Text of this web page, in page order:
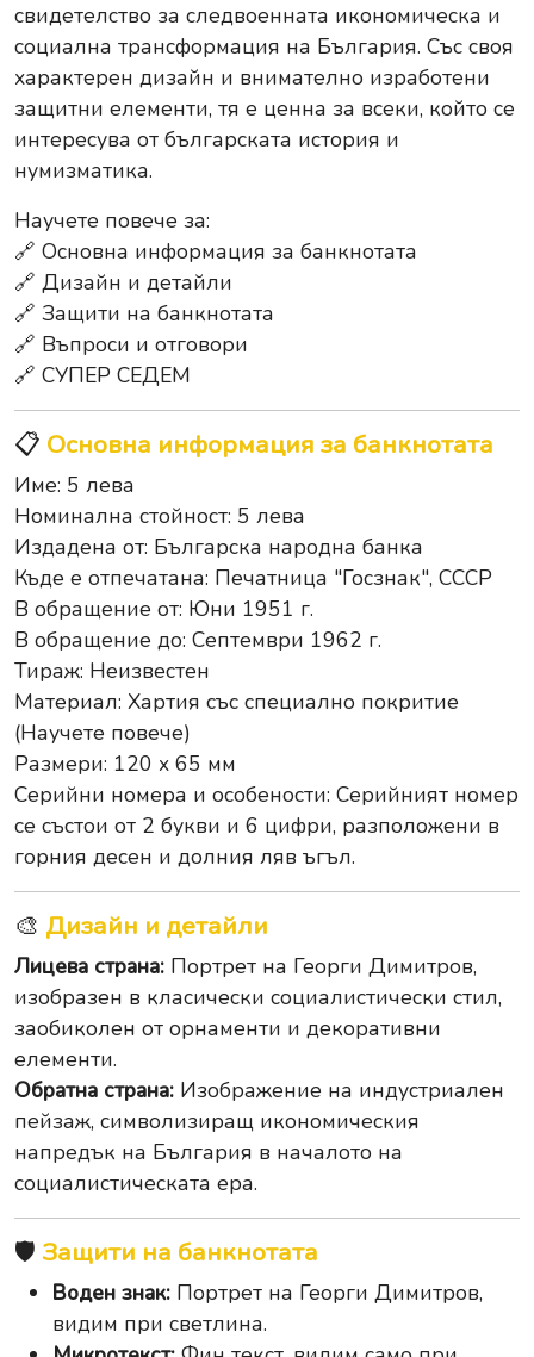
свидетелство за следвоенната икономическа и
социална трансформация на България. Със своя
характерен дизайн и внимателно изработени
защитни елементи, тя е ценна за всеки, който се
интересува от българската история и
нумизматика.
Научете повече за:
🔗 Основна информация за банкнотата
🔗 Дизайн и детайли
🔗 Защити на банкнотата
🔗 Въпроси и отговори
🔗 СУПЕР СЕДЕМ
📋 Основна информация за банкнотата
Име: 5 лева
Номинална стойност: 5 лева
Издадена от: Българска народна банка
Къде е отпечатана: Печатница "Госзнак", СССР
В обращение от: Юни 1951 г.
В обращение до: Септември 1962 г.
Тираж: Неизвестен
Материал: Хартия със специално покритие
(Научете повече)
Размери: 120 x 65 мм
Серийни номера и особености: Серийният номер
се състои от 2 букви и 6 цифри, разположени в
горния десен и долния ляв ъгъл.
🎨 Дизайн и детайли
Лицева страна: Портрет на Георги Димитров,
изобразен в класически социалистически стил,
заобиколен от орнаменти и декоративни
елементи.
Обратна страна: Изображение на индустриален
пейзаж, символизиращ икономическия
напредък на България в началото на
социалистическата ера.
🛡️ Защити на банкнотата
Воден знак: Портрет на Георги Димитров,
видим при светлина.